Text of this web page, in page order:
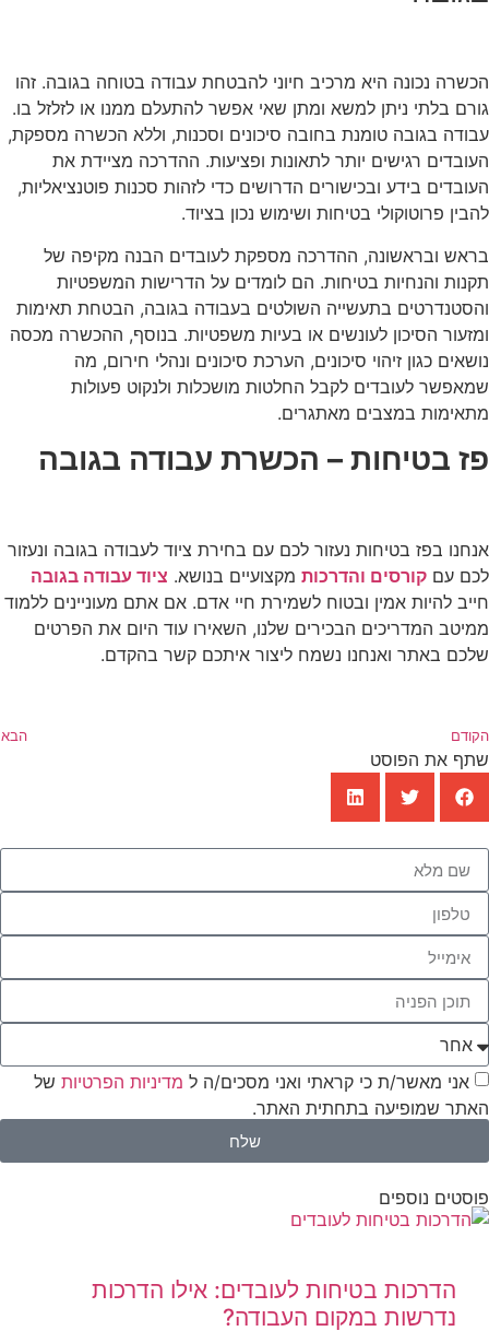
הכשרה נכונה היא מרכיב חיוני להבטחת עבודה בטוחה בגובה. זהו
גורם בלתי ניתן למשא ומתן שאי אפשר להתעלם ממנו או לזלזל בו.
עבודה בגובה טומנת בחובה סיכונים וסכנות, וללא הכשרה מספקת,
העובדים רגישים יותר לתאונות ופציעות. ההדרכה מציידת את
העובדים בידע ובכישורים הדרושים כדי לזהות סכנות פוטנציאליות,
להבין פרוטוקולי בטיחות ושימוש נכון בציוד.
בראש ובראשונה, ההדרכה מספקת לעובדים הבנה מקיפה של
תקנות והנחיות בטיחות. הם לומדים על הדרישות המשפטיות
והסטנדרטים בתעשייה השולטים בעבודה בגובה, הבטחת תאימות
ומזעור הסיכון לעונשים או בעיות משפטיות. בנוסף, ההכשרה מכסה
נושאים כגון זיהוי סיכונים, הערכת סיכונים ונהלי חירום, מה
שמאפשר לעובדים לקבל החלטות מושכלות ולנקוט פעולות
מתאימות במצבים מאתגרים.
פז בטיחות – הכשרת עבודה בגובה
אנחנו בפז בטיחות נעזור לכם עם בחירת ציוד לעבודה בגובה ונעזור
לכם עם קורסים והדרכות מקצועיים בנושא. ציוד עבודה בגובה
חייב להיות אמין ובטוח לשמירת חיי אדם. אם אתם מעוניינים ללמוד
ממיטב המדריכים הבכירים שלנו, השאירו עוד היום את הפרטים
שלכם באתר ואנחנו נשמח ליצור איתכם קשר בהקדם.
הקודם הבא
שתף את הפוסט
אני מאשר/ת כי קראתי ואני מסכים/ה ל מדיניות הפרטיות של
האתר שמופיעה בתחתית האתר.
שלח
פוסטים נוספים
הדרכות בטיחות לעובדים: אילו הדרכות
נדרשות במקום העבודה?